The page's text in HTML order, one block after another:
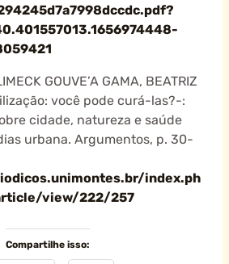
GOUVE’A GAMA, BEATRIZ
você pode curá-las?-:
cidade, natureza e saúde
urbana. Argumentos, p. 30-
index.ph
view/222/257
Compartilhe isso: